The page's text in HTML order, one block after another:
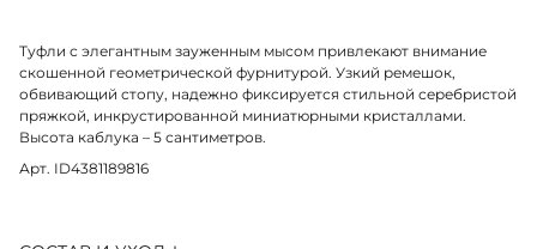
Туфли с элегантным зауженным мысом привлекают внимание
скошенной геометрической фурнитурой. Узкий ремешок,
обвивающий стопу, надежно фиксируется стильной серебристой
пряжкой, инкрустированной миниатюрными кристаллами.
Высота каблука – 5 сантиметров.
Арт. ID4381189816